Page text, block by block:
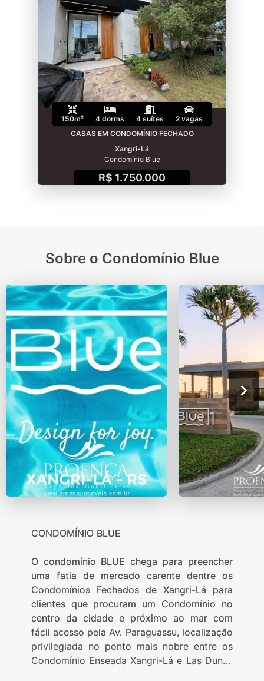
150m² 4 dorms 4 suítes
2 vagas
CASAS EM CONDOMÍNIO FECHADO
Xangri-Lá
Condomínio Blue
R$ 1.750.000
Sobre o Condomínio Blue
CONDOMÍNIO BLUE
O condomínio BLUE chega para preencher
uma fatia de mercado carente dentre os
Condomínios Fechados de Xangri-Lá para
clientes que procuram um Condomínio no
centro da cidade e próximo ao mar com
fácil acesso pela Av. Paraguassu, localização
privilegiada no ponto mais nobre entre os
Condomínio Enseada Xangri-Lá e Las Dunas